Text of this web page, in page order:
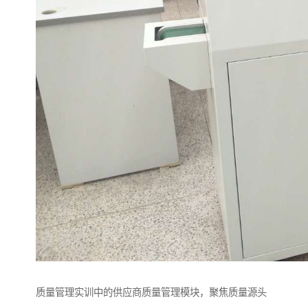
质量管理实训中的供应商质量管理模块，聚焦质量源头